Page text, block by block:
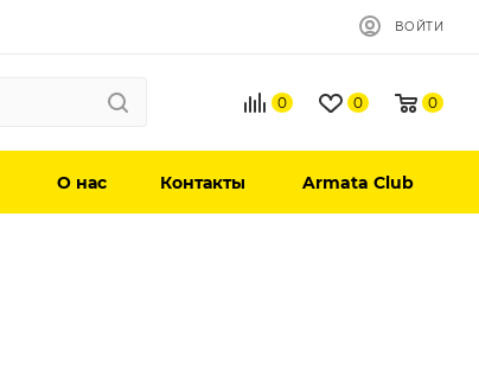
ВОЙТИ
0 0 0
О нас Контакты Armata Club